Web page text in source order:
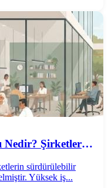
Nedir? Şirketler
sürdürülebilir
Yüksek iş...